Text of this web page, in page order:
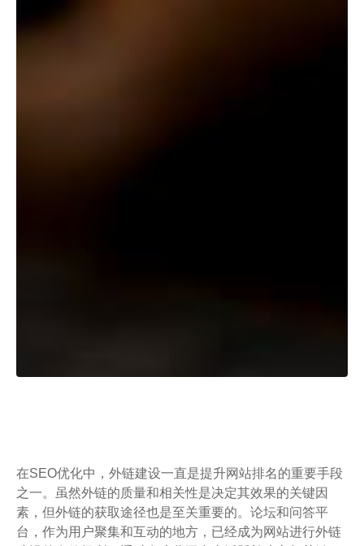
在SEO优化中，外链建设一直是提升网站排名的重要手段
之一。虽然外链的质量和相关性是决定其效果的关键因
素，但外链的获取途径也是至关重要的。论坛和问答平
台，作为用户聚集和互动的地方，已经成为网站进行外链